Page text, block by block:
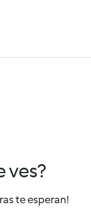
ves?
te esperan!